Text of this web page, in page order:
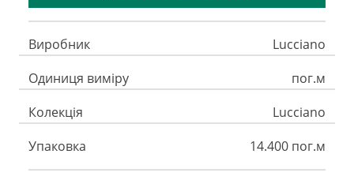
Виробник
Lucciano
Одиниця виміру
пог.м
Колекція
Lucciano
Упаковка
14.400 пог.м